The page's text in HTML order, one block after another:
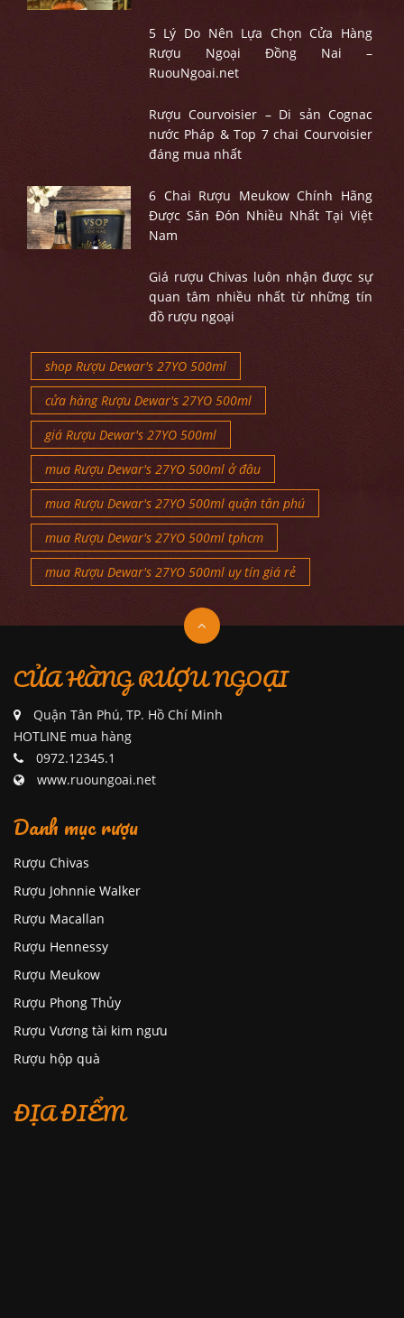
5 Lý Do Nên Lựa Chọn Cửa Hàng
Rượu Ngoại Đồng Nai –
RuouNgoai.net
Rượu Courvoisier – Di sản Cognac
nước Pháp & Top 7 chai Courvoisier
đáng mua nhất
6 Chai Rượu Meukow Chính Hãng
Được Săn Đón Nhiều Nhất Tại Việt
Nam
Giá rượu Chivas luôn nhận được sự
quan tâm nhiều nhất từ những tín
đồ rượu ngoại
shop Rượu Dewar's 27YO 500ml
cửa hàng Rượu Dewar's 27YO 500ml
giá Rượu Dewar's 27YO 500ml
mua Rượu Dewar's 27YO 500ml ở đâu
mua Rượu Dewar's 27YO 500ml quận tân phú
mua Rượu Dewar's 27YO 500ml tphcm
mua Rượu Dewar's 27YO 500ml uy tín giá rẻ
CỬA HÀNG RƯỢU NGOẠI
Quận Tân Phú, TP. Hồ Chí Minh
HOTLINE mua hàng
0972.12345.1
www.ruoungoai.net
Danh mục rượu
Rượu Chivas
Rượu Johnnie Walker
Rượu Macallan
Rượu Hennessy
Rượu Meukow
Rượu Phong Thủy
Rượu Vương tài kim ngưu
Rượu hộp quà
ĐỊA ĐIỂM